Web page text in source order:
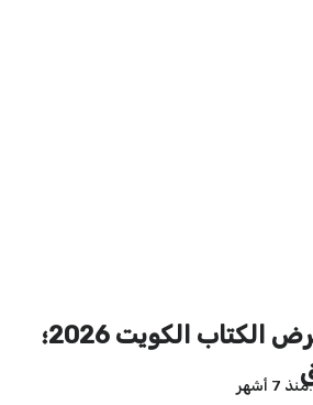
أوقات عمل معرض الكتاب الكويت 2026؛
منذ 7 أشهر